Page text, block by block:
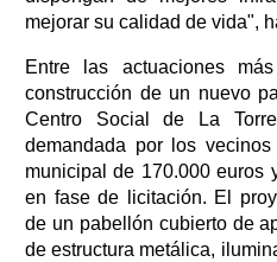
mejorar su calidad de vida",
Entre las actuaciones
construcción de un nuevo
Centro Social de La
demandada por los
municipal de 170.000 euros
en fase de licitación. El
de un pabellón cubierto de
de estructura metálica,